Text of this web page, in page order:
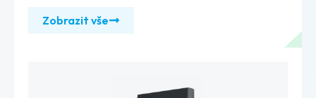
Zobrazit vše